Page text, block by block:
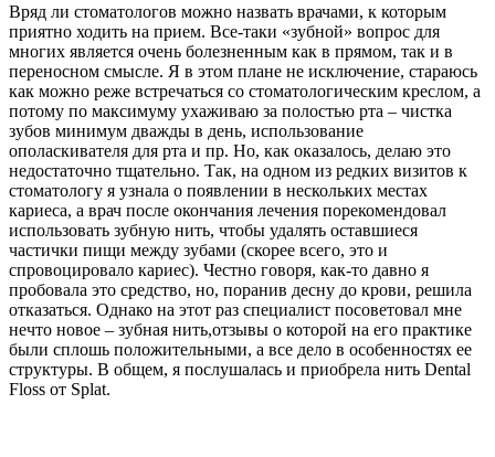
Вряд ли стоматологов можно назвать врачами, к которым
приятно ходить на прием. Все-таки «зубной» вопрос для
многих является очень болезненным как в прямом, так и в
переносном смысле. Я в этом плане не исключение, стараюсь
как можно реже встречаться со стоматологическим креслом, а
потому по максимуму ухаживаю за полостью рта – чистка
зубов минимум дважды в день, использование
ополаскивателя для рта и пр. Но, как оказалось, делаю это
недостаточно тщательно. Так, на одном из редких визитов к
стоматологу я узнала о появлении в нескольких местах
кариеса, а врач после окончания лечения порекомендовал
использовать зубную нить, чтобы удалять оставшиеся
частички пищи между зубами (скорее всего, это и
спровоцировало кариес). Честно говоря, как-то давно я
пробовала это средство, но, поранив десну до крови, решила
отказаться. Однако на этот раз специалист посоветовал мне
нечто новое – зубная нить,отзывы о которой на его практике
были сплошь положительными, а все дело в особенностях ее
структуры. В общем, я послушалась и приобрела нить Dental
Floss от Splat.